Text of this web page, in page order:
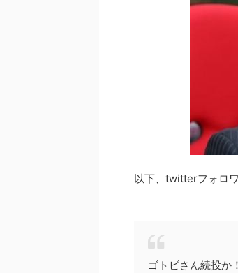
以下、twitterフォロ
ゴトビさん続投か